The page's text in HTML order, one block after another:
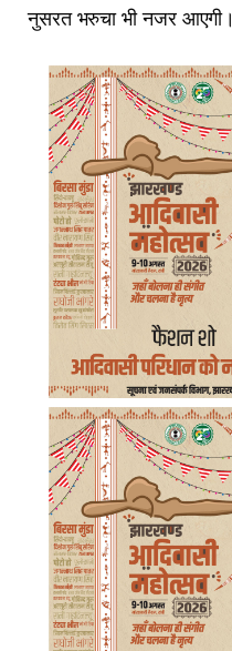
नुसरत भरुचा भी नजर आएगी।